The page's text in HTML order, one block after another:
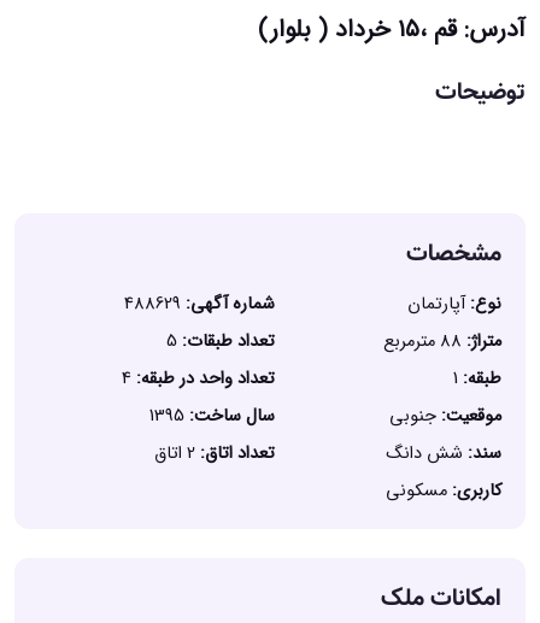
آدرس: قم ،۱۵ خرداد ( بلوار)
توضیحات
مشخصات
نوع:آپارتمان شماره آگهی:
متراژ: 88 مترمربع تعداد طبقات: 5
طبقه:
تعداد واحد در طبقه: 4
موقعیت: جنوبی سال ساخت: 1395
سند: شش دانگ تعداد اتاق:
کاربری: مسکونی
امکانات ملک